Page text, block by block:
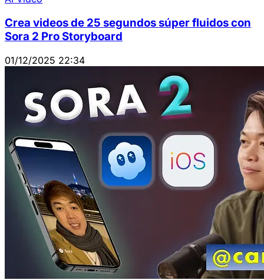
Crea videos de 25 segundos súper fluidos con
Sora 2 Pro Storyboard
01/12/2025 22:34